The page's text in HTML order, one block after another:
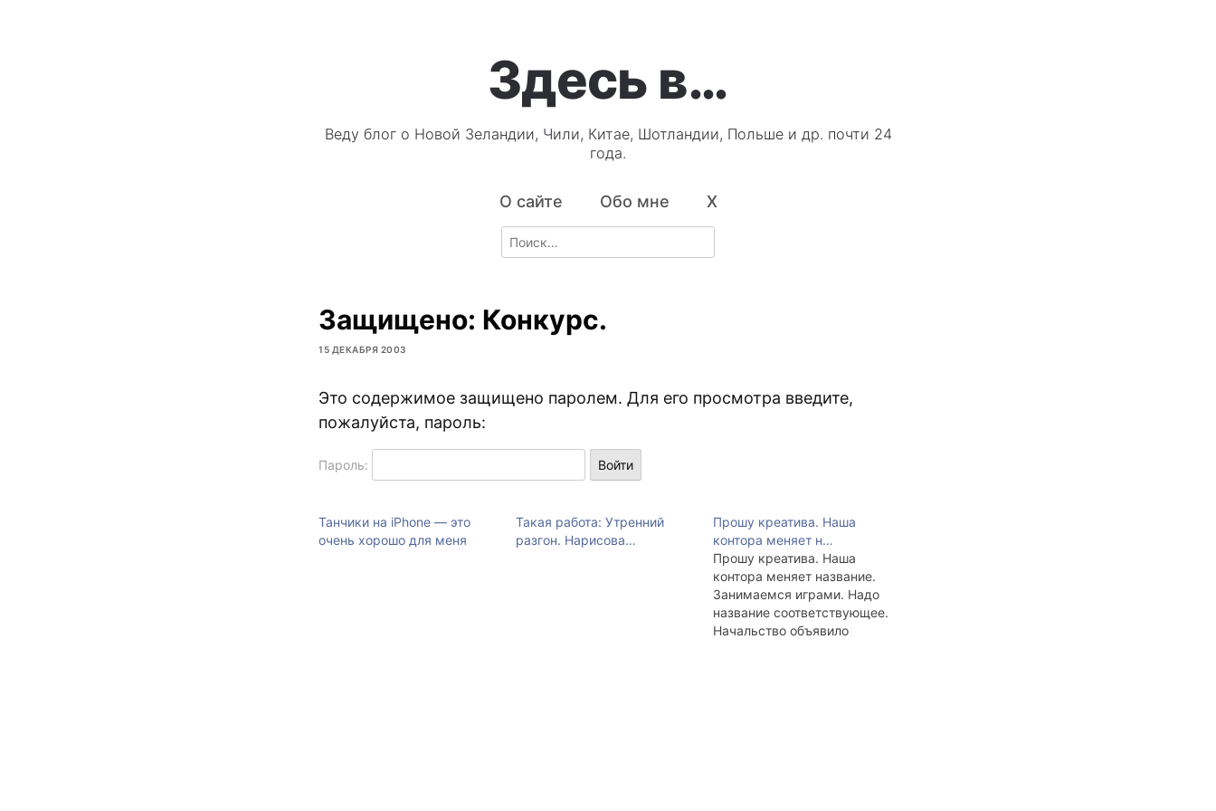
Здесь в…
Веду блог о Новой Зеландии, Чили, Китае, Шотландии, Польше и др. почти 24
года.
О сайте Обо мне X
Search
for:
Защищено: Конкурс.
15 ДЕКАБРЯ 2003
Это содержимое защищено паролем. Для его просмотра введите,
пожалуйста, пароль:
Пароль:
Танчики на iPhone — это
очень хорошо для меня
Такая работа: Утренний
разгон. Нарисова…
Прошу креатива. Наша
контора меняет н…
Прошу креатива. Наша
контора меняет название.
Занимаемся играми. Надо
название соответствующее.
Начальство объявило